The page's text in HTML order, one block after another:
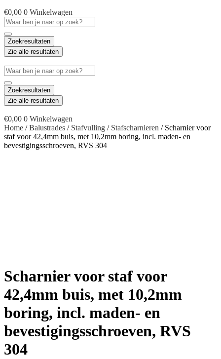
€0,00 0 Winkelwagen
Search
...
Zoekresultaten
Zie alle resultaten
Search
...
Zoekresultaten
Zie alle resultaten
€0,00 0 Winkelwagen
Home /Balustrades / Stafvulling / Stafscharnieren / Scharnier voor
staf voor 42,4mm buis, met 10,2mm boring, incl. maden- en
bevestigingsschroeven, RVS 304
Scharnier voor staf voor
42,4mm buis, met 10,2mm
boring, incl. maden- en
bevestigingsschroeven, RVS
304